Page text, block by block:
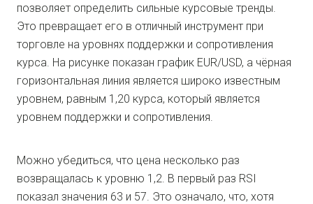
позволяет определить сильные курсовые тренды.
Это превращает его в отличный инструмент при
торговле на уровнях поддержки и сопротивления
курса. На рисунке показан график EUR/USD, а чёрная
горизонтальная линия является широко известным
уровнем, равным 1,20 курса, который является
уровнем поддержки и сопротивления.
Можно убедиться, что цена несколько раз
возвращалась к уровню 1,2. В первый раз RSI
показал значения 63 и 57. Это означало, что, хотя